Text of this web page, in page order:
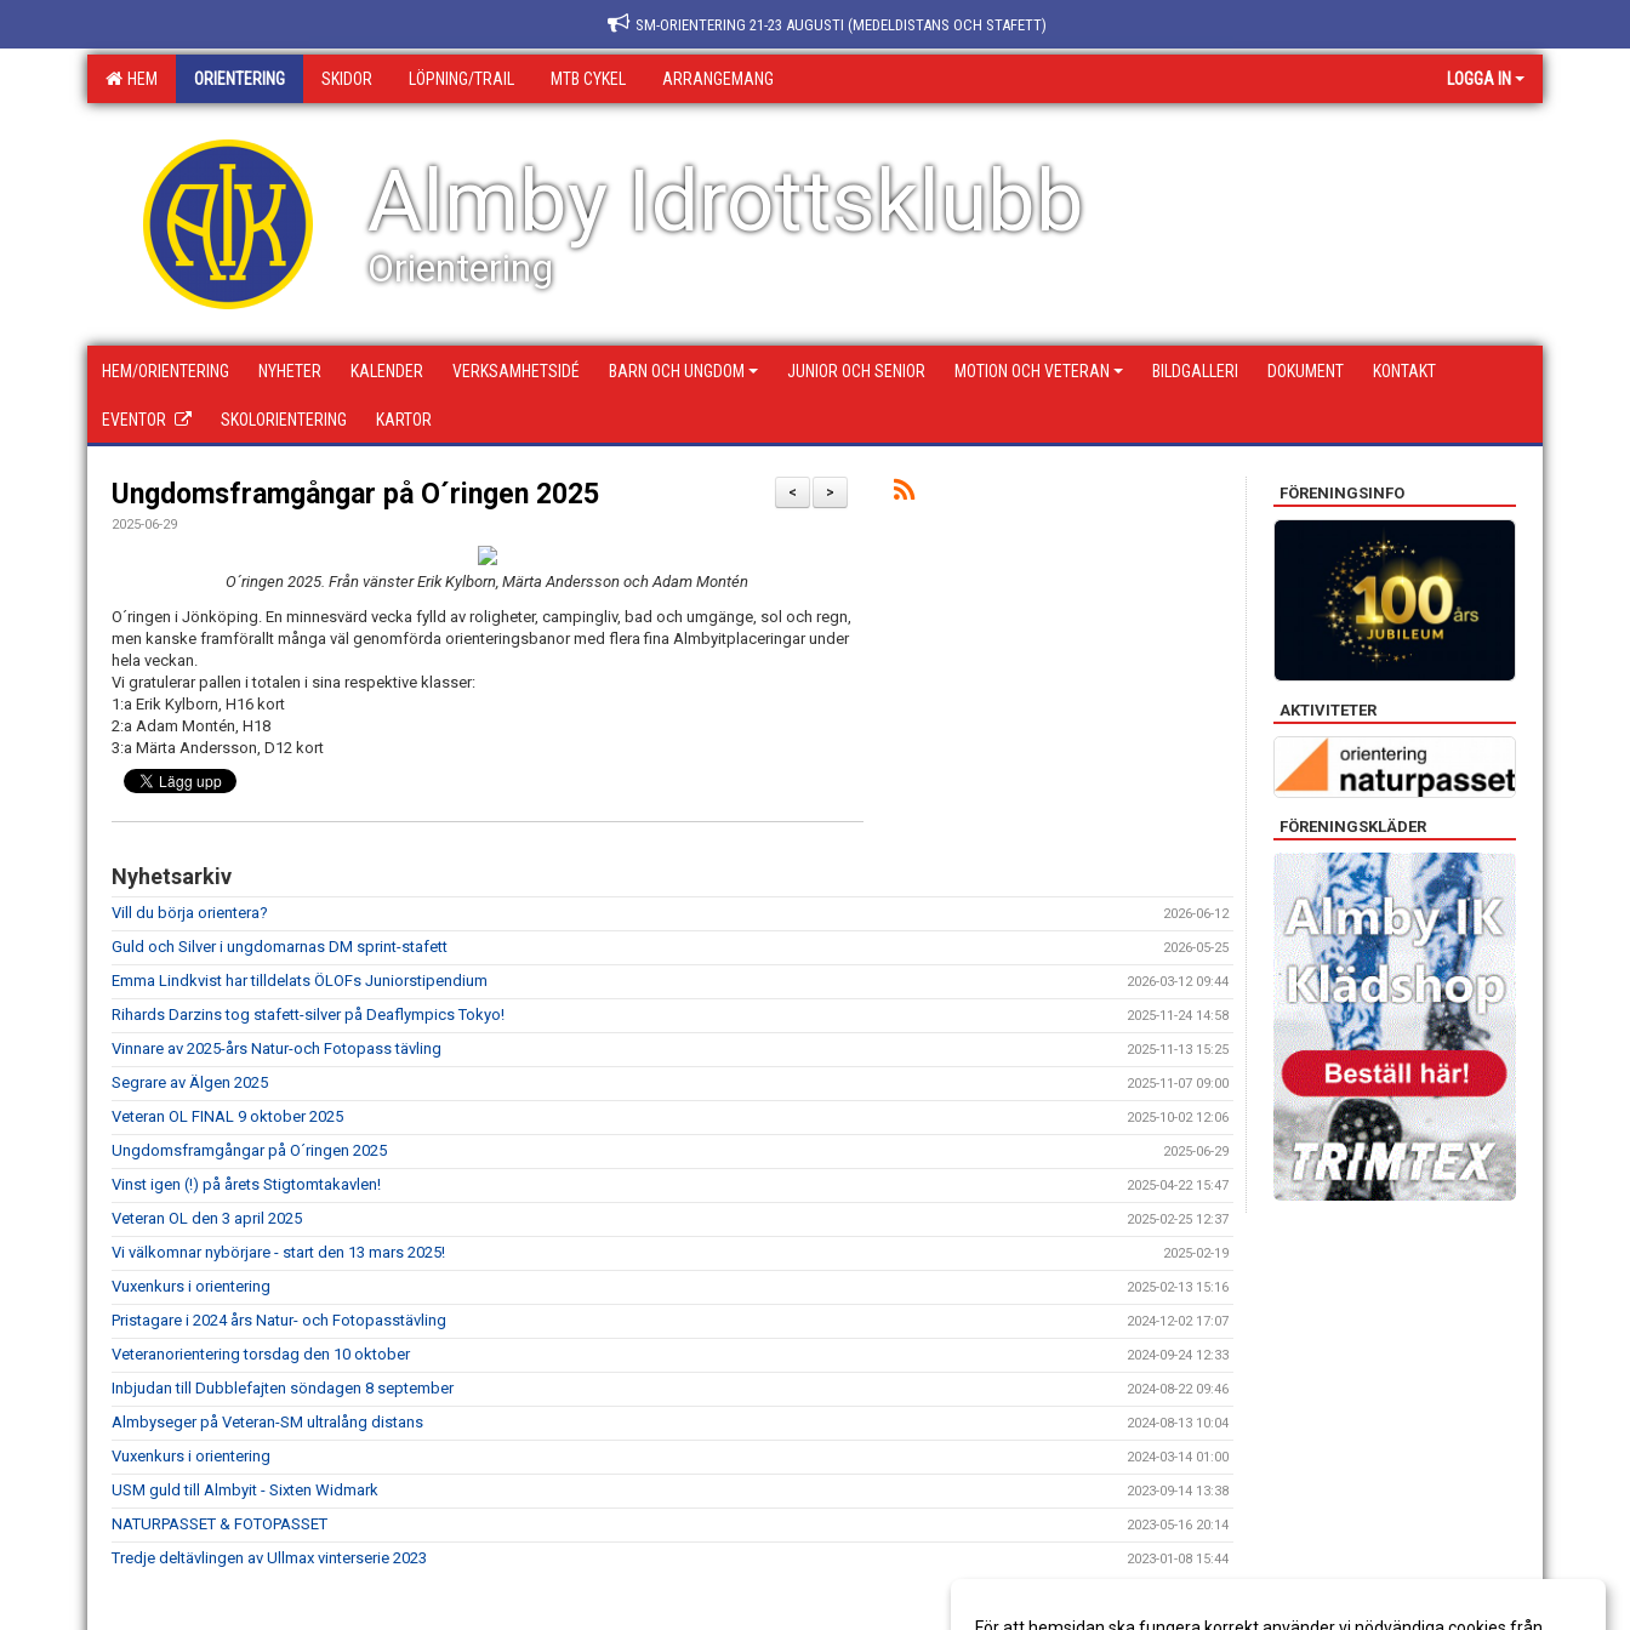
SM-ORIENTERING 21-23 AUGUSTI (MEDELDISTANS OCH STAFETT)
HEM ORIENTERING SKIDOR LÖPNING/TRAIL MTB CYKEL ARRANGEMANG LOGGA IN
Almby Idrottsklubb
Orientering
HEM/ORIENTERING NYHETER KALENDER VERKSAMHETSIDÉ BARN OCH UNGDOM JUNIOR OCH SENIOR MOTION OCH VETERAN BILDGALLERI DOKUMENT KONTAKT
EVENTOR SKOLORIENTERING KARTOR
>
<
Ungdomsframgångar på O´ringen 2025
2025-06-29
O´ringen 2025. Från vänster Erik Kylborn, Märta Andersson och Adam Montén
O´ringen i Jönköping. En minnesvärd vecka fylld av roligheter, campingliv, bad och umgänge, sol och regn,
men kanske framförallt många väl genomförda orienteringsbanor med flera fina Almbyitplaceringar under
hela veckan.
Vi gratulerar pallen i totalen i sina respektive klasser:
1:a Erik Kylborn, H16 kort
2:a Adam Montén, H18
3:a Märta Andersson, D12 kort
Nyhetsarkiv
Vill du börja orientera? 2026-06-12
Guld och Silver i ungdomarnas DM sprint-stafett 2026-05-25
Emma Lindkvist har tilldelats ÖLOFs Juniorstipendium 2026-03-12 09:44
Rihards Darzins tog stafett-silver på Deaflympics Tokyo! 2025-11-24 14:58
Vinnare av 2025-års Natur-och Fotopass tävling 2025-11-13 15:25
Segrare av Älgen 2025 2025-11-07 09:00
Veteran OL FINAL 9 oktober 2025 2025-10-02 12:06
Ungdomsframgångar på O´ringen 2025 2025-06-29
Vinst igen (!) på årets Stigtomtakavlen! 2025-04-22 15:47
Veteran OL den 3 april 2025 2025-02-25 12:37
Vi välkomnar nybörjare - start den 13 mars 2025! 2025-02-19
Vuxenkurs i orientering 2025-02-13 15:16
Pristagare i 2024 års Natur- och Fotopasstävling 2024-12-02 17:07
Veteranorientering torsdag den 10 oktober 2024-09-24 12:33
Inbjudan till Dubblefajten söndagen 8 september 2024-08-22 09:46
Almbyseger på Veteran-SM ultralång distans 2024-08-13 10:04
Vuxenkurs i orientering 2024-03-14 01:00
USM guld till Almbyit - Sixten Widmark 2023-09-14 13:38
NATURPASSET & FOTOPASSET 2023-05-16 20:14
Tredje deltävlingen av Ullmax vinterserie 2023 2023-01-08 15:44
FÖRENINGSINFO
AKTIVITETER
FÖRENINGSKLÄDER